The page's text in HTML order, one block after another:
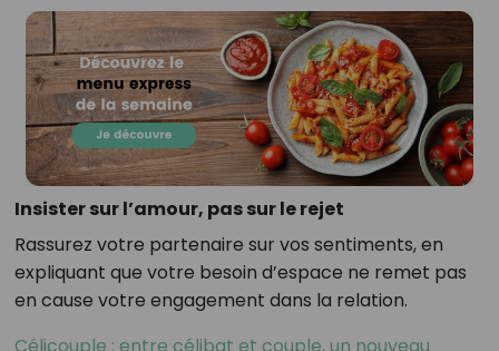
Insister sur l’amour, pas sur le rejet
Rassurez votre partenaire sur vos sentiments, en
expliquant que votre besoin d’espace ne remet pas
en cause votre engagement dans la relation.